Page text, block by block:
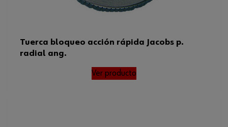
Tuerca bloqueo acción rápida Jacobs p.
radial ang.
Ver producto